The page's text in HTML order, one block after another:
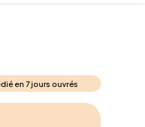
en 7 jours ouvrés